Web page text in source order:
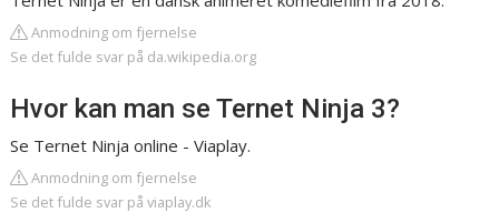
Anmodning om fjernelse
Se det fulde svar på da.wikipedia.org
Hvor kan man se Ternet Ninja 3?
Se Ternet Ninja online - Viaplay.
Anmodning om fjernelse
Se det fulde svar på viaplay.dk